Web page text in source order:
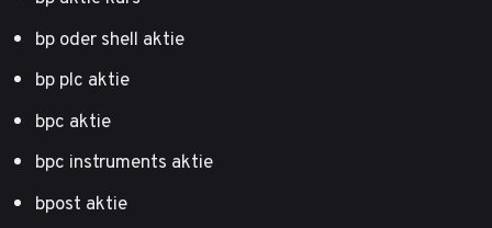
bp oder shell aktie
bp plc aktie
bpc aktie
bpc instruments aktie
bpost aktie